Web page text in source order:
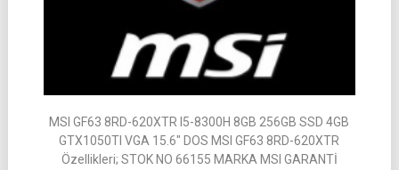
MSI GF63 8RD-620XTR I5-8300H 8GB 256GB SSD 4GB
GTX1050TI VGA 15.6″ DOS MSI GF63 8RD-620XTR
Özellikleri; STOK NO 66155 MARKA MSI GARANTİ